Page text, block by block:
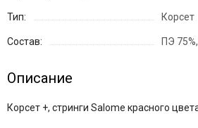
Тип: Корсет
Состав: ПЭ
Описание
Корсет +, стринги Salome красного